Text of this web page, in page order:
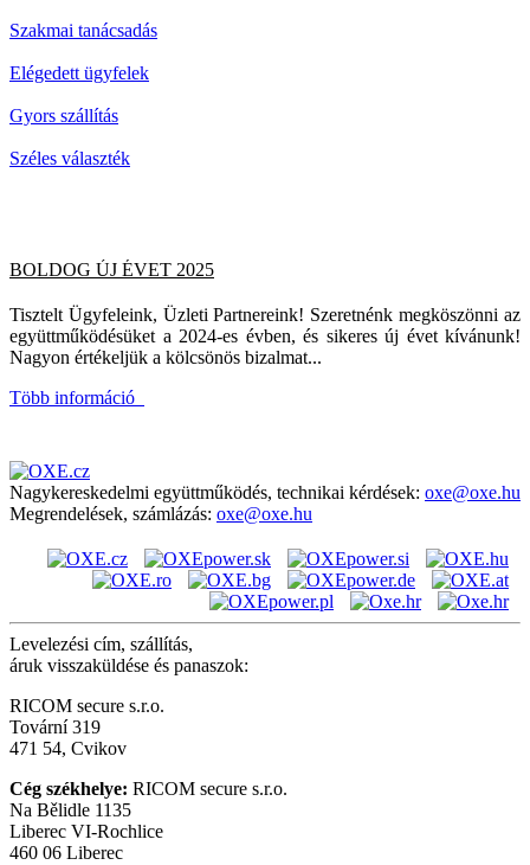
Szakmai tanácsadás
Elégedett ügyfelek
Gyors szállítás
Széles választék
BOLDOG ÚJ ÉVET 2025
Tisztelt Ügyfeleink, Üzleti Partnereink! Szeretnénk megköszönni az
együttműködésüket a 2024-es évben, és sikeres új évet kívánunk!
Nagyon értékeljük a kölcsönös bizalmat...
Több információ
Nagykereskedelmi együttműködés, technikai kérdések: oxe@oxe.hu
Megrendelések, számlázás: oxe@oxe.hu
Levelezési cím, szállítás,
áruk visszaküldése és panaszok:
RICOM secure s.r.o.
Tovární 319
471 54, Cvikov
Cég székhelye: RICOM secure s.r.o.
Na Bělidle 1135
Liberec VI-Rochlice
460 06 Liberec